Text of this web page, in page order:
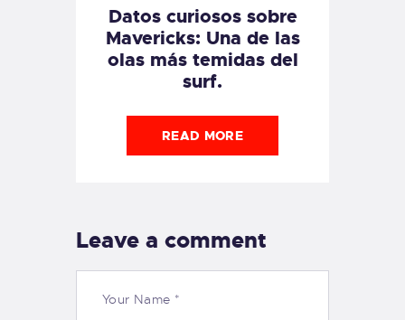
Datos curiosos sobre
Mavericks: Una de las
olas más temidas del
surf.
READ MORE
Leave a comment